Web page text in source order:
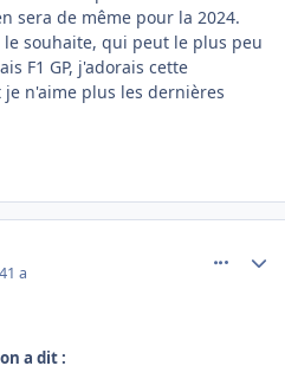
sera de même pour la 2024.
souhaite, qui peut le plus peu
F1 GP, j'adorais cette
n'aime plus les dernières
1 a
a dit :